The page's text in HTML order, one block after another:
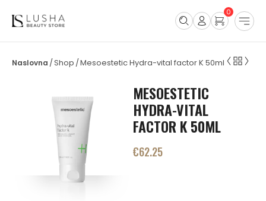
0
/Shop /Mesoestetic Hydra-vital factor K 50ml
MESOESTETIC
HYDRA-VITAL
FACTOR K 50ML
€62.25